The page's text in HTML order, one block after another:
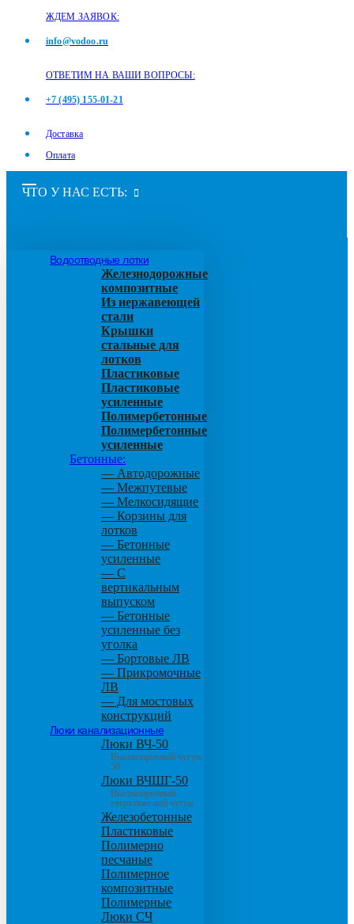
ЖДЕМ ЗАЯВОК:
info@vodoo.ru
ОТВЕТИМ НА ВАШИ ВОПРОСЫ:
+7 (495) 155-01-21
Доставка
Оплата
ЧТО У НАС ЕСТЬ:
Водоотводные лотки
Железнодорожные
композитные
Из нержавеющей
стали
Крышки
стальные для
лотков
Пластиковые
Пластиковые
усиленные
Полимербетонные
Полимербетонные
усиленные
Бетонные:
— Автодорожные
— Межпутевые
— Мелкосидящие
— Корзины для
лотков
— Бетонные
усиленные
— С
вертикальным
выпуском
— Бетонные
усиленные без
уголка
— Бортовые ЛВ
— Прикромочные
ЛВ
— Для мостовых
конструкций
Люки канализационные
Люки ВЧ-50
Высокопрочный чугун
50
Люки ВЧШГ-50
Высокопрочный
сверхтяжелый чугун
Железобетонные
Пластиковые
Полимерно
песчаные
Полимерное
композитные
Полимерные
Люки СЧ